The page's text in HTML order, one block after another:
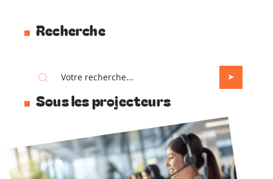
Recherche
Sous les projecteurs